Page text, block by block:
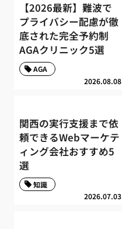
【2026最新】難波で
プライバシー配慮が徹
底された完全予約制
AGAクリニック5選
2026.08.08
AGA
関西の実行支援まで依
頼できるWebマーケテ
ィング会社おすすめ5
選
2026.07.03
知識